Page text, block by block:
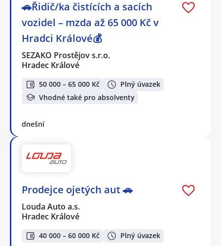
🚗Řidič/ka čistících a sacích
vozidel – mzda až 65 000 Kč v
Hradci Králové💰
SEZAKO Prostějov s.r.o.
Hradec Králové
50 000 – 65 000 Kč
Plný úvazek
Vhodné také pro absolventy
dnešní
Prodejce ojetých aut 🚗
Louda Auto a.s.
Hradec Králové
40 000 – 60 000 Kč Plný úvazek